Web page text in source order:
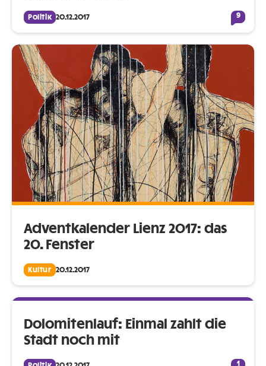
Politik 20.12.2017 9
Adventkalender Lienz 2017: das
20. Fenster
Kultur 20.12.2017
Dolomitenlauf: Einmal zahlt die
Stadt noch mit
1